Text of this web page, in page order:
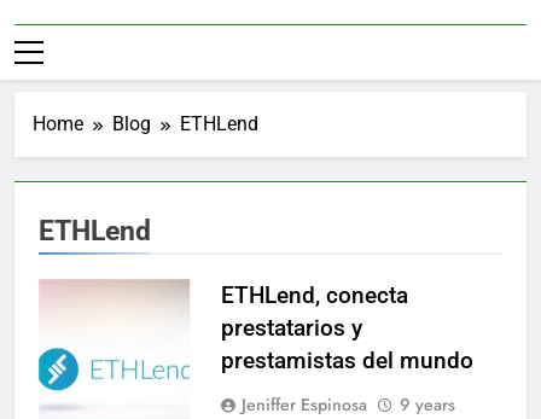
Home Blog ETHLend
ETHLend
ETHLend, conecta
prestatarios y
prestamistas del mundo
Jeniffer Espinosa
9 years